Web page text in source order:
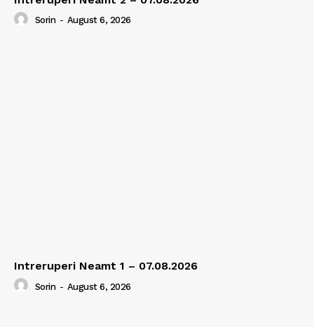
Sorin - August 6, 2026
Intreruperi Neamt 1 – 07.08.2026
Sorin - August 6, 2026